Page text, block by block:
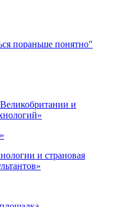
пораньше понятно"
и
и страновая